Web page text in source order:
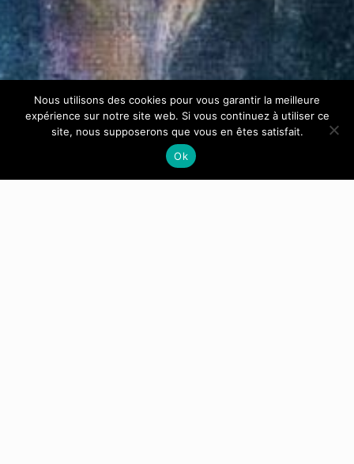
Nous utilisons des cookies pour vous garantir la meilleure
expérience sur notre site web. Si vous continuez à utiliser ce
site, nous supposerons que vous en êtes satisfait.
Ok